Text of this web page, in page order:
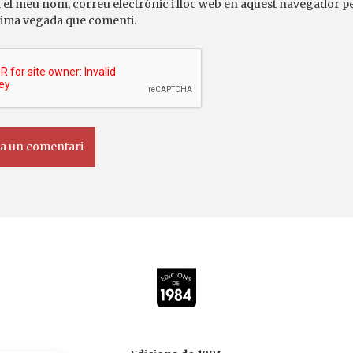
el meu nom, correu electrònic i lloc web en aquest navegador
vegada que comenti.